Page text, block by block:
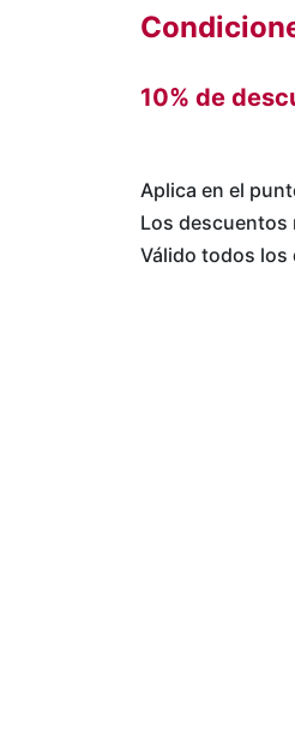
10% de
Aplica en el
Los descuentos
Válido todos los